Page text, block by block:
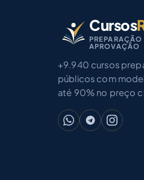
Cursos
PREPARAÇÃO
APROVAÇÃO
+9.940 cursos
públicos com
até 90% no preço